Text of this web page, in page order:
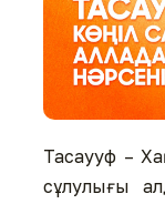
Тасаууф –
сұлулығы